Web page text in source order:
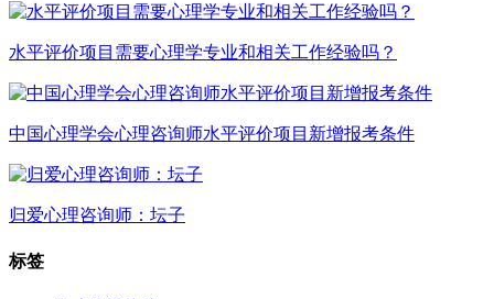
水平评价项目需要心理学专业和相关工作经验吗？
中国心理学会心理咨询师水平评价项目新增报考条件
归爱心理咨询师：坛子
标签